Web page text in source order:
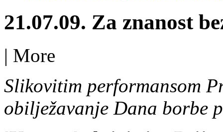
21.07.09. Za znanost
| More
Slikovitim performansom
obilježavanje Dana borbe